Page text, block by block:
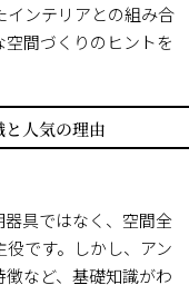
インテリアとの組み合
間づくりのヒントを
人気の理由
具ではなく、空間全
です。しかし、アン
など、基礎知識がわ